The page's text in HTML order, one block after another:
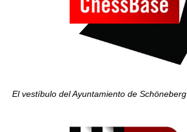
El vestíbulo del Ayuntamiento de Schöneberg